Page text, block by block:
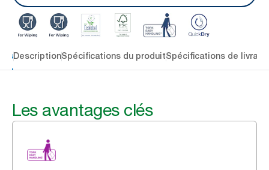
DescriptionSpécifications du produitSpécifications de
Les avantages clés